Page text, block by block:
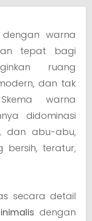
dengan warna
tepat bagi
ruang
dan tak
warna
didominasi
dan abu-abu,
bersih, teratur,
secara detail
dengan